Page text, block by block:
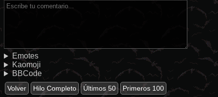
Emotes
Kaomoji
BBCode
Volver Hilo Completo Últimos 50 Primeros 100